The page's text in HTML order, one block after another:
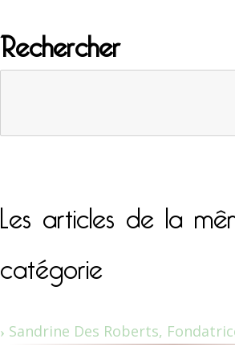
Rechercher
Les articles de la
catégorie
Sandrine Des Roberts,